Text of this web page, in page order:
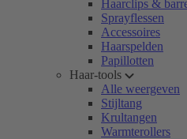
Haarclips &
Sprayflessen
Accessoires
Haarspelden
Papillotten
Haar-tools
Alle weergeven
Stijltang
Krultangen
Warmterollers